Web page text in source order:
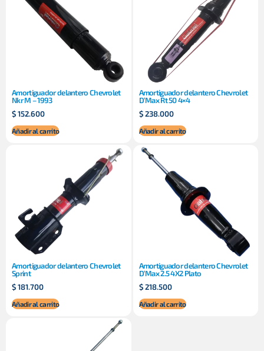
Amortiguador delantero Chevrolet
Nkr M – 1993
$152.600
Añadir al carrito
Amortiguador delantero Chevrolet
D’Max Rt 50 4×4
$238.000
Añadir al carrito
Amortiguador delantero Chevrolet
Sprint
$181.700
Añadir al carrito
Amortiguador delantero Chevrolet
D’Max 2.5 4X2 Plato
$218.500
Añadir al carrito